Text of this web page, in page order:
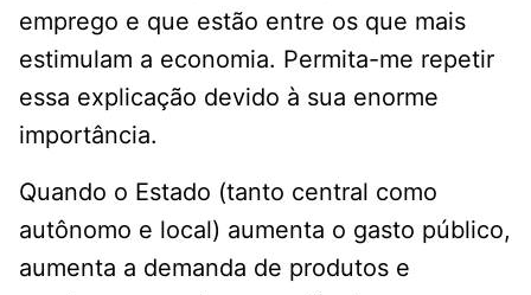
emprego e que estão entre os que mais
estimulam a economia. Permita-me repetir
essa explicação devido à sua enorme
importância.
Quando o Estado (tanto central como
autônomo e local) aumenta o gasto público,
aumenta a demanda de produtos e